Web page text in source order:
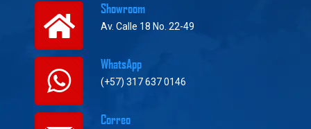
Showroom
Av. Calle 18 No. 22-49
WhatsApp
(+57) 317 637 0146
Correo